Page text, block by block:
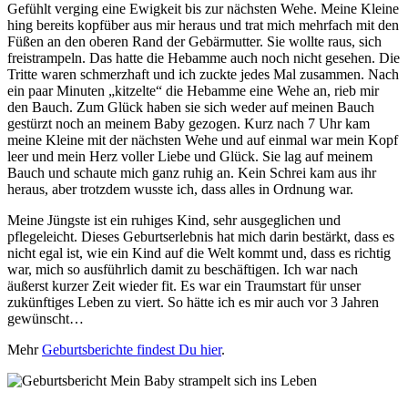
Gefühlt verging eine Ewigkeit bis zur nächsten Wehe. Meine Kleine
hing bereits kopfüber aus mir heraus und trat mich mehrfach mit den
Füßen an den oberen Rand der Gebärmutter. Sie wollte raus, sich
freistrampeln. Das hatte die Hebamme auch noch nicht gesehen. Die
Tritte waren schmerzhaft und ich zuckte jedes Mal zusammen. Nach
ein paar Minuten „kitzelte“ die Hebamme eine Wehe an, rieb mir
den Bauch. Zum Glück haben sie sich weder auf meinen Bauch
gestürzt noch an meinem Baby gezogen. Kurz nach 7 Uhr kam
meine Kleine mit der nächsten Wehe und auf einmal war mein Kopf
leer und mein Herz voller Liebe und Glück. Sie lag auf meinem
Bauch und schaute mich ganz ruhig an. Kein Schrei kam aus ihr
heraus, aber trotzdem wusste ich, dass alles in Ordnung war.
Meine Jüngste ist ein ruhiges Kind, sehr ausgeglichen und
pflegeleicht. Dieses Geburtserlebnis hat mich darin bestärkt, dass es
nicht egal ist, wie ein Kind auf die Welt kommt und, dass es richtig
war, mich so ausführlich damit zu beschäftigen. Ich war nach
äußerst kurzer Zeit wieder fit. Es war ein Traumstart für unser
zukünftiges Leben zu viert. So hätte ich es mir auch vor 3 Jahren
gewünscht…
MehrGeburtsberichte findest Du hier.